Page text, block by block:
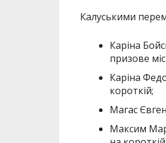
Калуськими
Каріна
призове
Каріна
короткій;
Магас
Максим